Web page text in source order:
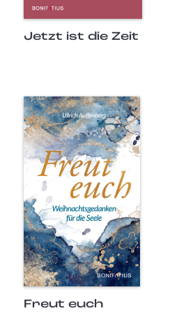
Jetzt ist die Zeit
Freut euch